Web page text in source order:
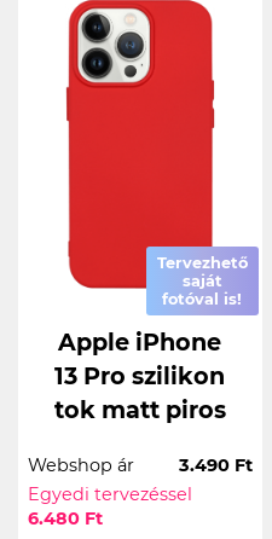
Tervezhető
saját
fotóval is!
Apple iPhone
13 Pro szilikon
tok matt piros
Webshop ár
3.490 Ft
Egyedi tervezéssel
6.480 Ft